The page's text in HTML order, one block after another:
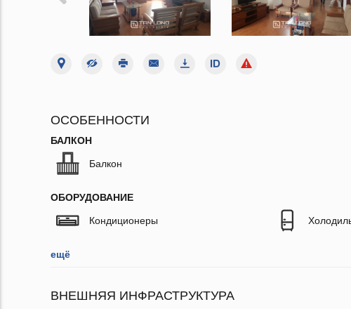
ОСОБЕННОСТИ
БАЛКОН
Балкон
ОБОРУДОВАНИЕ
Кондиционеры
ещё
ВНЕШНЯЯ ИНФРАСТРУКТУРА